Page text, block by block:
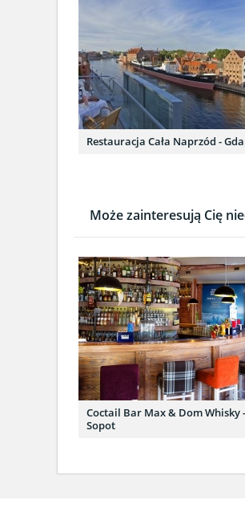
Restauracja Cała Naprzód -
Może zainteresują Cię
Coctail Bar Max & Dom Whisky -
Sopot